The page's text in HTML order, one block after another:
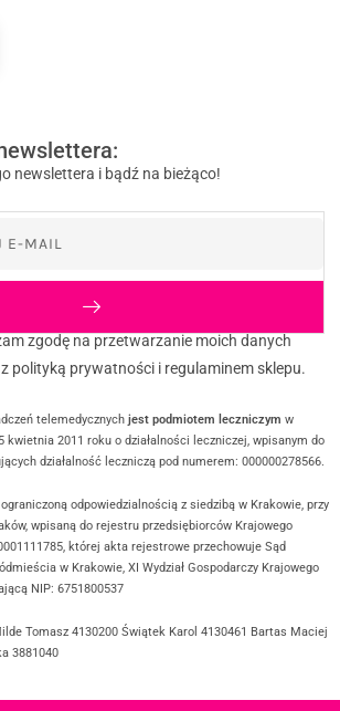
newslettera i bądź na bieżąco!
zgodę na przetwarzanie moich danych
polityką prywatności i regulaminem sklepu.
telemedycznychjest podmiotem leczniczym w
kwietnia 2011 roku o działalności leczniczej, wpisanym do
działalność leczniczą pod numerem: 000000278566.
odpowiedzialnością z siedzibą w Krakowie, przy
wpisaną do rejestru przedsiębiorców Krajowego
której akta rejestrowe przechowuje Sąd
w Krakowie, XI Wydział Gospodarczy Krajowego
NIP: 6751800537
Tomasz 4130200 Świątek Karol 4130461 Bartas Maciej
3881040